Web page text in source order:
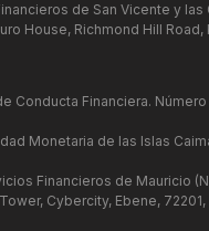
de San Vicente y las
House, Richmond Hill Road,
Conducta Financiera.
Monetaria de las Islas
Financieros de Mauricio
Cybercity, Ebene,